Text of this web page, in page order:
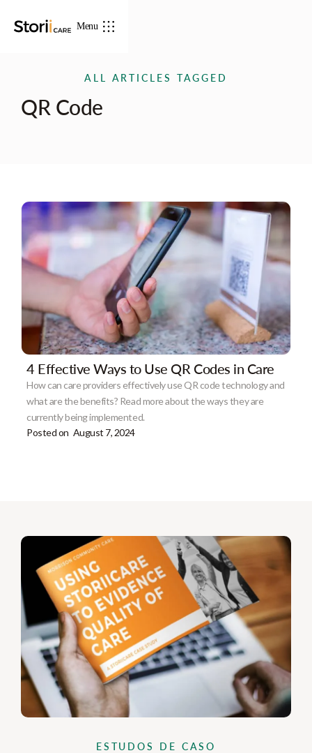
Menu
ALL ARTICLES TAGGED
QR Code
4 Effective Ways to Use QR Codes in Care
How can care providers effectively use QR code technology and
what are the benefits? Read more about the ways they are
currently being implemented.
Posted on August 7, 2024
ESTUDOS DE CASO